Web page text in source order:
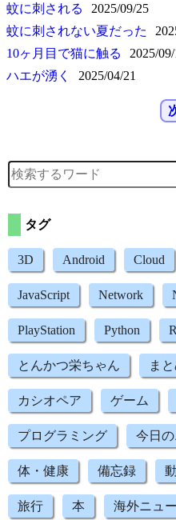
蚊に刺される
2025/09/25
蚊に刺されない夏だった
10ヶ月目で猫に触る
2025/
ハエが湧く
2025/04/21
タグ
3D Android Cloud
JavaScript Network
PlayStation Python
とんかつ栄ちゃん ま
カシオペア ゲーム
プログラミング 今日
体・健康 備忘録
旅行 本 海外ニュ